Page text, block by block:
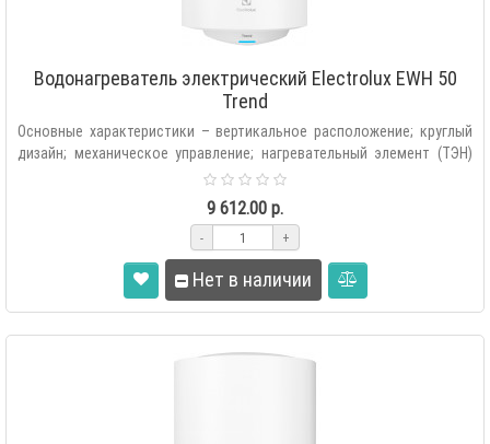
Водонагреватель электрический Electrolux EWH 50
Trend
Основные характеристики – вертикальное расположение; круглый
дизайн; механическое управление; нагревательный элемент (ТЭН)
9 612.00 р.
- +
Нет в наличии